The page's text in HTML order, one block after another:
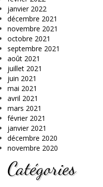
janvier 2022
décembre 2021
novembre 2021
octobre 2021
septembre 2021
août 2021
juillet 2021
juin 2021
mai 2021
avril 2021
mars 2021
février 2021
janvier 2021
décembre 2020
novembre 2020
Catégories